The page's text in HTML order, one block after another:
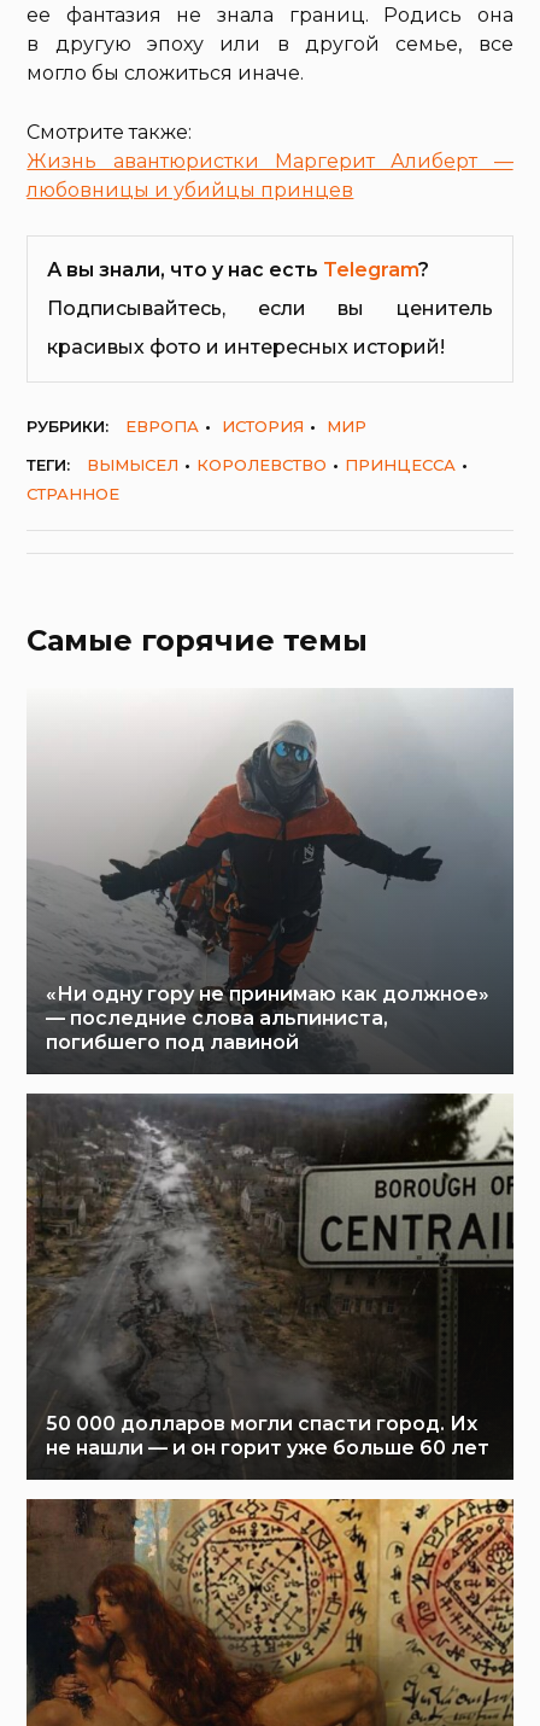
ее фантазия не знала границ. Родись она
в другую эпоху или в другой семье, все
могло бы сложиться иначе.
Смотрите также:
Жизнь авантюристки Маргерит Алиберт —
любовницы и убийцы принцев
А вы знали, что у нас есть Telegram?
Подписывайтесь, если вы ценитель
красивых фото и интересных историй!
РУБРИКИ: ЕВРОПА ИСТОРИЯ
МИР
ТЕГИ:
ВЫМЫСЕЛ КОРОЛЕВСТВО
ПРИНЦЕССА
СТРАННОЕ
Самые горячие темы
«Ни одну гору не принимаю как должное»
— последние слова альпиниста,
погибшего под лавиной
50 000 долларов могли спасти город. Их
не нашли — и он горит уже больше 60 лет